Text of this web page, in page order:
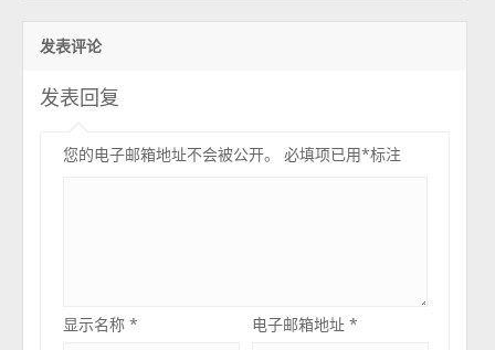
发表评论
发表回复
您的电子邮箱地址不会被公开。 必填项已用*标注
显示名称* 电子邮箱地址*